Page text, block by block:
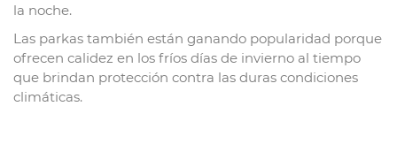
la noche.
Las parkas también están ganando popularidad porque
ofrecen calidez en los fríos días de invierno al tiempo
que brindan protección contra las duras condiciones
climáticas.